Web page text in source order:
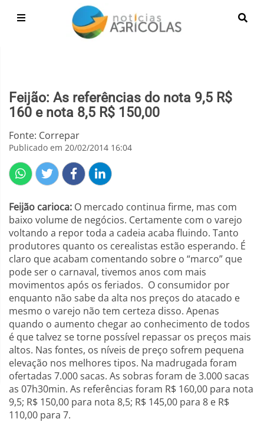
Feijão: As referências do nota 9,5 R$
160 e nota 8,5 R$ 150,00
Fonte: Correpar
Publicado em 20/02/2014 16:04
Feijão carioca: O mercado continua firme, mas com
baixo volume de negócios. Certamente com o varejo
voltando a repor toda a cadeia acaba fluindo. Tanto
produtores quanto os cerealistas estão esperando. É
claro que acabam comentando sobre o “marco” que
pode ser o carnaval, tivemos anos com mais
movimentos após os feriados. O consumidor por
enquanto não sabe da alta nos preços do atacado e
mesmo o varejo não tem certeza disso. Apenas
quando o aumento chegar ao conhecimento de todos
é que talvez se torne possível repassar os preços mais
altos. Nas fontes, os níveis de preço sofrem pequena
elevação nos melhores tipos. Na madrugada foram
ofertadas 7.000 sacas. As sobras foram de 3.000 sacas
as 07h30min. As referências foram R$ 160,00 para nota
9,5; R$ 150,00 para nota 8,5; R$ 145,00 para 8 e R$
110,00 para 7.